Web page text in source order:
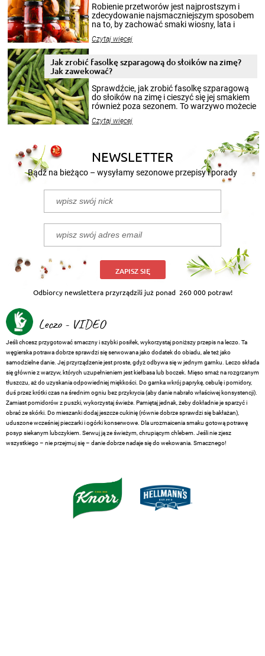
Robienie przetworów jest najprostszym i
zdecydowanie najsmaczniejszym sposobem
na to, by zachować smaki wiosny, lata i
krajobrazów, by cieszyć nimi oko w sezonie
pełni poczuć atmosferę cieplejszych
miesięcy. Przygotowanie słoików ze
patenty, które pozwolą zachować świeżość
przetworów.
Czytaj więcej
Jak zrobić fasolkę szparagową do słoików na zimę?
Jak zawekować?
Sprawdźcie, jak zrobić fasolkę szparagową
do słoików na zimę i cieszyć się jej smakiem
również poza sezonem. To warzywo możecie
nasze propozycje!
Czytaj więcej
NEWSLETTER
Bądź na bieżąco – wysyłamy sezonowe przepisy i porady
ZAPISZ SIĘ
Odbiorcy newslettera przyrządzili już ponad 260 000 potraw!
Leczo - VIDEO
Jeśli chcesz przygotować smaczny i szybki posiłek, wykorzystaj poniższy przepis na leczo. Ta
węgierska potrawa dobrze sprawdzi się serwowana jako dodatek do obiadu, ale też jako
samodzielne danie. Jej przyrządzenie jest proste, gdyż odbywa się w jednym garnku. Leczo składa
się głównie z warzyw, których uzupełnieniem jest kiełbasa lub boczek. Mięso smaż na rozgrzanym
tłuszczu, aż do uzyskania odpowiedniej miękkości. Do garnka wkrój paprykę, cebulę i pomidory,
duś przez krótki czas na średnim ogniu bez przykrycia (aby danie nabrało właściwej konsystencji).
Zamiast pomidorów z puszki, wykorzystaj świeże. Pamiętaj jednak, żeby dokładnie je sparzyć i
obrać ze skórki. Do mieszanki dodaj jeszcze cukinię (równie dobrze sprawdzi się bakłażan),
uduszone wcześniej pieczarki i ogórki konserwowe. Dla urozmaicenia smaku gotową potrawę
posyp siekanym lubczykiem. Serwuj ją ze świeżym, chrupiącym chlebem. Jeśli nie zjesz
wszystkiego – nie przejmuj się – danie dobrze nadaje się do wekowania. Smacznego!